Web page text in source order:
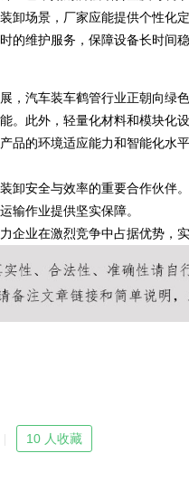
卸场景，厂家应能提供个性化
的维护服务，保障设备长时间
，汽车装车鹤管行业正朝向绿
。此外，轻量化材料和模块化
品的环境适应能力和智能化水
卸安全与效率的重要合作伙伴
输作业提供坚实保障。
企业在激烈竞争中占据优势，
10 人收藏